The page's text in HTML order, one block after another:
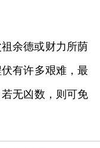
余德或财力所荫
有许多艰难，最
无凶数，则可免